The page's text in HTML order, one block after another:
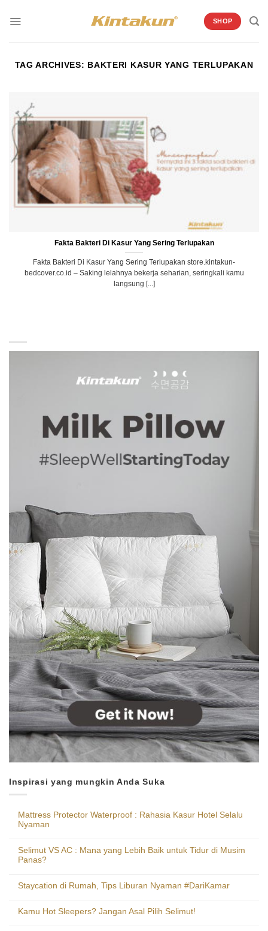
SHOP
TAG ARCHIVES: BAKTERI KASUR YANG TERLUPAKAN
Fakta Bakteri Di Kasur Yang Sering Terlupakan
Fakta Bakteri Di Kasur Yang Sering Terlupakan store.kintakun-
bedcover.co.id – Saking lelahnya bekerja seharian, seringkali kamu
langsung [...]
Inspirasi yang mungkin Anda Suka
Mattress Protector Waterproof : Rahasia Kasur Hotel Selalu
Nyaman
Selimut VS AC : Mana yang Lebih Baik untuk Tidur di Musim
Panas?
Staycation di Rumah, Tips Liburan Nyaman #DariKamar
Kamu Hot Sleepers? Jangan Asal Pilih Selimut!